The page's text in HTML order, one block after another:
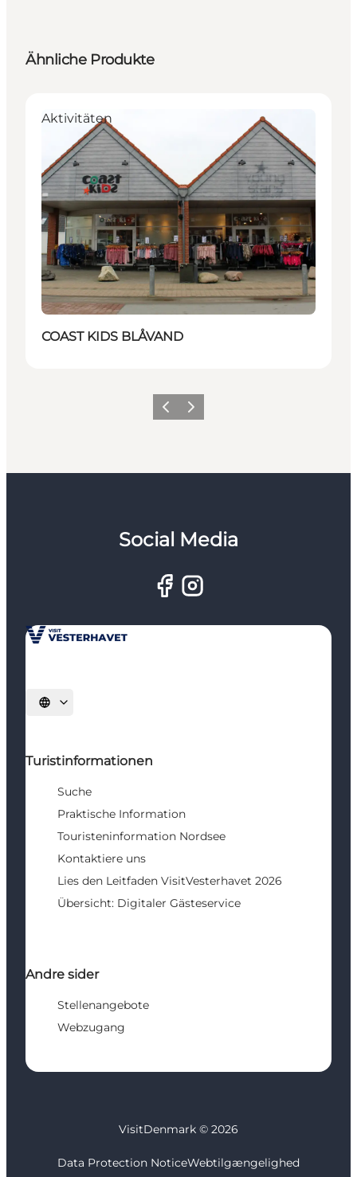
Ähnliche Produkte
Aktivitäten
COAST KIDS BLÅVAND
ZurückWeiter
Social Media
Sprache auswählen
Turistinformationen
Suche
Praktische Information
Touristeninformation Nordsee
Kontaktiere uns
Lies den Leitfaden VisitVesterhavet 2026
Übersicht: Digitaler Gästeservice
Andre sider
Stellenangebote
Webzugang
VisitDenmark © 2026
Data Protection NoticeWebtilgængelighed